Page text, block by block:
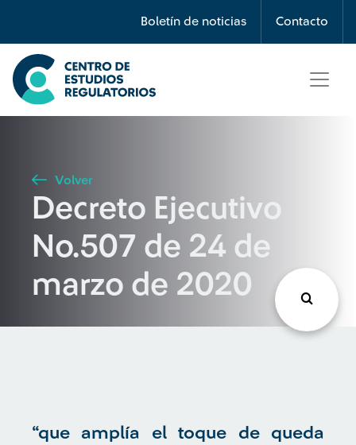
Boletín de noticias Contacto
Búsqueda
Seleccione país
Buscar
Volver
Decreto Ejecutivo
No.507 de 24 de
marzo de 2020
“que amplía el toque de queda